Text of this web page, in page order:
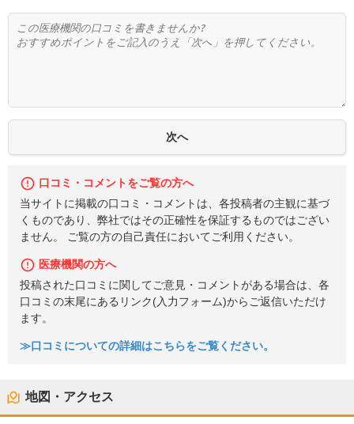
口コミ・コメントをご覧の方へ
当サイトに掲載の口コミ・コメントは、各投稿者の主観に基づ
くものであり、弊社ではその正確性を保証するものではござい
ません。 ご覧の方の自己責任においてご利用ください。
医療機関の方へ
投稿された口コミに関してご意見・コメントがある場合は、各
口コミの末尾にあるリンク(入力フォーム)からご返信いただけ
ます。
≫口コミについての詳細はこちらをご覧ください。
地図・アクセス